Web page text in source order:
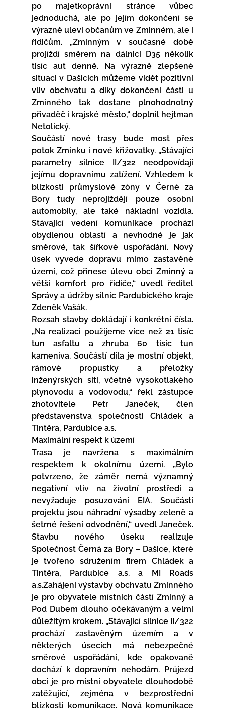
po majetkoprávní stránce vůbec
jednoduchá, ale po jejím dokončení se
výrazně uleví občanům ve Zminném, ale i
řidičům. „Zminným v současné době
projíždí směrem na dálnici D35 několik
tisíc aut denně. Na výrazně zlepšené
situaci v Dašicích můžeme vidět pozitivní
vliv obchvatu a díky dokončení části u
Zminného tak dostane plnohodnotný
přivaděč i krajské město,“ doplnil hejtman
Netolický.
Součástí nové trasy bude most přes
potok Zminku i nové křižovatky. „Stávající
parametry silnice II/322 neodpovídají
jejímu dopravnímu zatížení. Vzhledem k
blízkosti průmyslové zóny v Černé za
Bory tudy neprojíždějí pouze osobní
automobily, ale také nákladní vozidla.
Stávající vedení komunikace prochází
obydlenou oblastí a nevhodné je jak
směrové, tak šířkové uspořádání. Nový
úsek vyvede dopravu mimo zastavěné
území, což přinese úlevu obci Zminný a
větší komfort pro řidiče,“ uvedl ředitel
Správy a údržby silnic Pardubického kraje
Zdeněk Vašák.
Rozsah stavby dokládají i konkrétní čísla.
„Na realizaci použijeme více než 21 tisíc
tun asfaltu a zhruba 60 tisíc tun
kameniva. Součástí díla je mostní objekt,
rámové propustky a přeložky
inženýrských sítí, včetně vysokotlakého
plynovodu a vodovodu,“ řekl zástupce
zhotovitele Petr Janeček, člen
představenstva společnosti Chládek a
Tintěra, Pardubice a.s.
Maximální respekt k území
Trasa je navržena s maximálním
respektem k okolnímu území. „Bylo
potvrzeno, že záměr nemá významný
negativní vliv na životní prostředí a
nevyžaduje posuzování EIA. Součástí
projektu jsou náhradní výsadby zeleně a
šetrné řešení odvodnění,“ uvedl Janeček.
Stavbu nového úseku realizuje
Společnost Černá za Bory – Dašice, které
je tvořeno sdružením firem Chládek a
Tintěra, Pardubice a.s. a MI Roads
a.s.Zahájení výstavby obchvatu Zminného
je pro obyvatele místních částí Zminný a
Pod Dubem dlouho očekávaným a velmi
důležitým krokem. „Stávající silnice II/322
prochází zastavěným územím a v
některých úsecích má nebezpečné
směrové uspořádání, kde opakovaně
dochází k dopravním nehodám. Průjezd
obcí je pro místní obyvatele dlouhodobě
zatěžující, zejména v bezprostřední
blízkosti komunikace. Nová komunikace